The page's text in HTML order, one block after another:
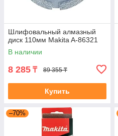
Шлифовальный алмазный
диск 110мм Makita A-86321
В наличии
8 285 ₸ 89 355 ₸
Купить
–70%